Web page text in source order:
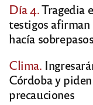
Día 4.Tragedia
testigos afirman
hacía
Clima.
Córdoba y
precauciones